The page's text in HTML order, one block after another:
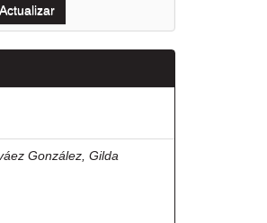
González, Gilda